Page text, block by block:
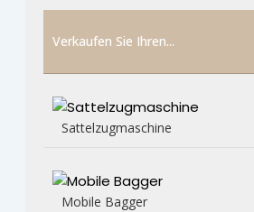
Verkaufen Sie Ihren...
Sattelzugmaschine
Mobile Bagger